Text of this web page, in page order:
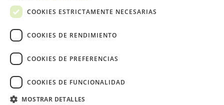
2026 ©NextCaddy.
COOKIES ESTRICTAMENTE NECESARIAS
COOKIES DE RENDIMIENTO
COOKIES DE PREFERENCIAS
COOKIES DE FUNCIONALIDAD
MOSTRAR DETALLES